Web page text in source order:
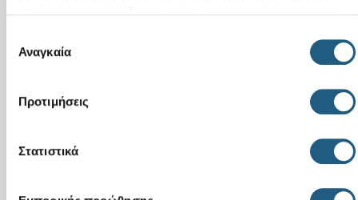
συγκατάθεσης
Αναγκαία
Προτιμήσεις
Στατιστικά